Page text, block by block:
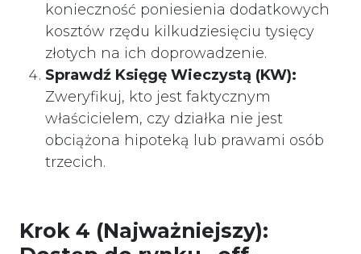
konieczność poniesienia dodatkowych
kosztów rzędu kilkudziesięciu tysięcy
złotych na ich doprowadzenie.
Sprawdź Księgę Wieczystą (KW):
Zweryfikuj, kto jest faktycznym
właścicielem, czy działka nie jest
obciążona hipoteką lub prawami osób
trzecich.
Krok 4 (Najważniejszy):